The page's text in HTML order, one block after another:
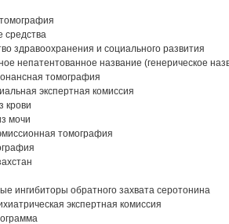
средства
здравоохранения и социального развития
непатентованное название (генерическое
томография
экспертная комиссия
крови
мочи
томография
ингибиторы обратного захвата серотонина
экспертная комиссия